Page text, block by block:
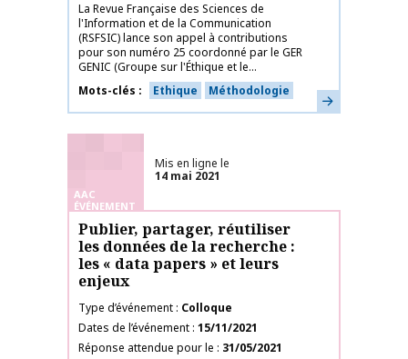
La Revue Française des Sciences de
l'Information et de la Communication
(RSFSIC) lance son appel à contributions
pour son numéro 25 coordonné par le GER
GENIC (Groupe sur l'Éthique et le...
Mots-clés
Ethique Méthodologie En savoir plus
AAC
ÉVÉNEMENT
Mis en ligne le
14 mai 2021
Publier, partager, réutiliser
les données de la recherche :
les « data papers » et leurs
enjeux
Type d’événement Colloque
Dates de l’événement 15/11/2021
Réponse attendue pour le
31/05/2021